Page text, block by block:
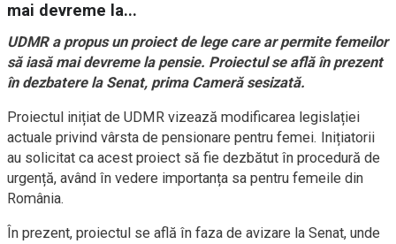
mai devreme la...
UDMR a propus un proiect de lege care ar permite femeilor
să iasă mai devreme la pensie. Proiectul se află în prezent
în dezbatere la Senat, prima Cameră sesizată.
Proiectul inițiat de UDMR vizează modificarea legislației
actuale privind vârsta de pensionare pentru femei. Inițiatorii
au solicitat ca acest proiect să fie dezbătut în procedură de
urgență, având în vedere importanța sa pentru femeile din
România.
În prezent, proiectul se află în faza de avizare la Senat, unde